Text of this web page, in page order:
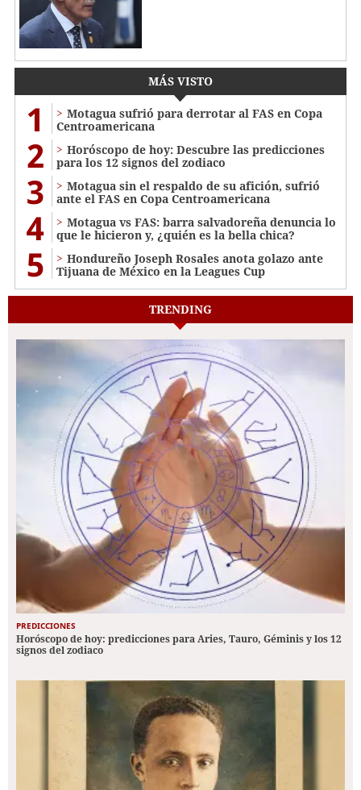
MÁS VISTO
1
Motagua sufrió para derrotar al FAS en Copa
Centroamericana
2
Horóscopo de hoy: Descubre las predicciones
para los 12 signos del zodiaco
3
Motagua sin el respaldo de su afición, sufrió
ante el FAS en Copa Centroamericana
4
Motagua vs FAS: barra salvadoreña denuncia lo
que le hicieron y, ¿quién es la bella chica?
5
Hondureño Joseph Rosales anota golazo ante
Tijuana de México en la Leagues Cup
TRENDING
PREDICCIONES
Horóscopo de hoy: predicciones para Aries, Tauro, Géminis y los 12
signos del zodiaco